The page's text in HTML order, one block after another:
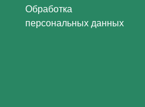
Обработка
персональных данных